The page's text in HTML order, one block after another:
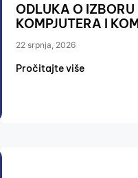
ODLUKA O
KOMPJUTERA I
22 srpnja, 2026
Pročitajte više